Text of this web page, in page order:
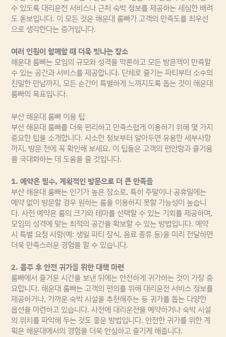
수 있도록 대리운전 서비스나 근처 숙박 정보를 제공하는 세심한 배려
도 돋보입니다. 이 모든 것은 해운대 룸빠가 고객의 만족도를 최우선
으로 생각한다는 증거입니다.
여러 인원이 함께할 때 더욱 빛나는 장소
해운대 룸빠는 모임의 규모와 성격을 막론하고 모든 방문객이 만족할
수 있는 공간과 서비스를 제공합니다. 단체로 즐기는 파티부터 소수의
친밀한 만남까지, 모든 순간이 특별하게 느껴지도록 돕는 것이 해운대
룸빠의 목표입니다.
부산 해운대 룸빠 이용 팁
부산 해운대 룸빠를 더욱 편리하고 만족스럽게 이용하기 위해 몇 가지
중요한 팁을 소개합니다. 사소한 정보부터 알아두면 유용한 세부사항
까지, 방문 전에 꼭 확인해 보세요. 이 팁들은 고객의 편안함과 즐거움
을 극대화하는 데 도움을 줄 것입니다.
1. 예약은 필수, 계획적인 방문으로 더 큰 만족을
부산 해운대 룸빠는 인기가 높은 장소로, 특히 주말이나 공휴일에는
예약 없이 방문할 경우 원하는 룸을 이용하지 못할 가능성이 높습니
다. 사전 예약은 룸의 크기와 테마를 선택할 수 있는 기회를 제공하며,
모임의 성격에 맞는 최적의 공간을 확보할 수 있는 방법입니다. 예약
시 특별 요청 사항(예: 생일 파티 장식, 음료 종류 등)을 미리 전달하면
더욱 만족스러운 경험을 할 수 있습니다.
2. 음주 후 안전 귀가를 위한 대책 마련
룸빠에서 즐거운 시간을 보낸 뒤에는 안전하게 귀가하는 것이 가장 중
요합니다. 해운대 룸빠는 고객의 편의를 위해 대리운전 서비스 정보를
제공하거나, 가까운 숙박 시설을 추천해주는 등 귀가를 돕는 다양한
옵션을 마련하고 있습니다. 사전에 대리운전을 예약하거나 숙박 시설
의 위치를 파악해 두는 것도 좋은 방법입니다. 안전한 귀가를 위한 계
획은 해운대에서의 경험을 더욱 안심하고 즐기게 해줍니다.